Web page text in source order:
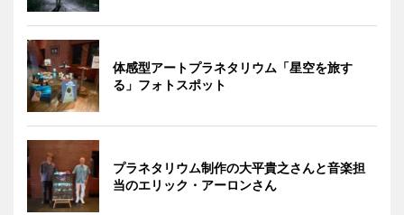
体感型アートプラネタリウム「星空を旅す
る」フォトスポット
プラネタリウム制作の大平貴之さんと音楽担
当のエリック・アーロンさん